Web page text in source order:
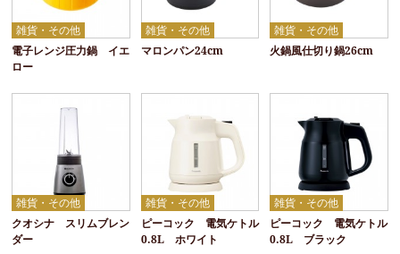
雑貨・その他
電子レンジ圧力鍋 イエ
ロー
雑貨・その他
マロンパン24cm
雑貨・その他
火鍋風仕切り鍋26cm
雑貨・その他
クオシナ スリムブレン
ダー
雑貨・その他
ピーコック 電気ケトル
0.8L ホワイト
雑貨・その他
ピーコック 電気ケトル
0.8L ブラック